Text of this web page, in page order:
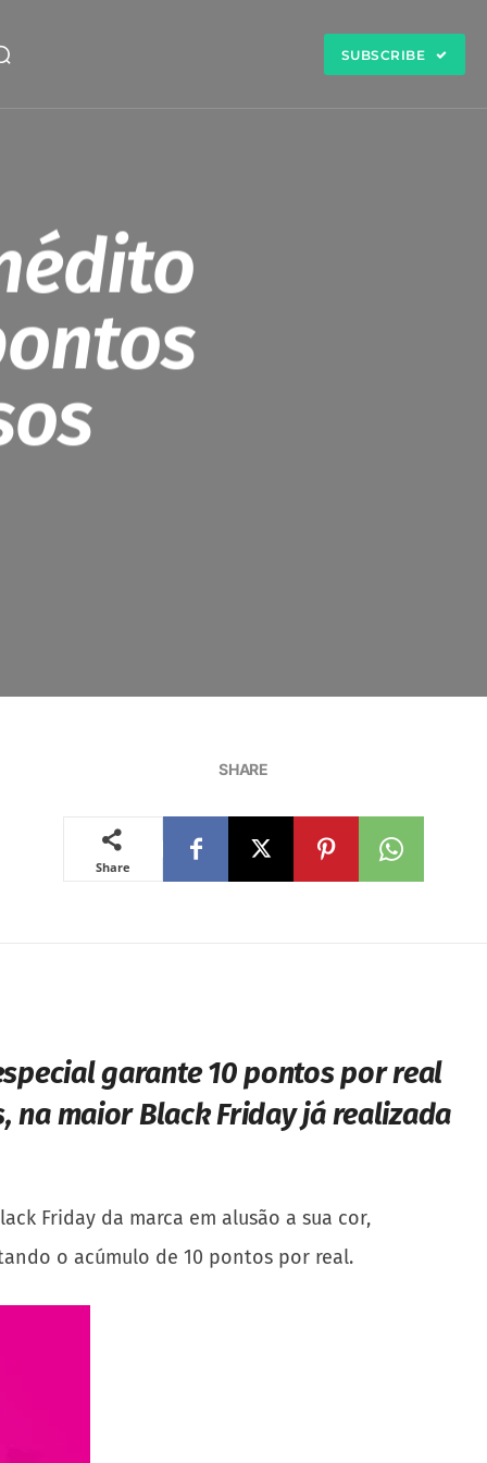
SUBSCRIBE
SHARE
Share
garante 10 pontos por real
na maior Black Friday já realizada
Friday da marca em alusão a sua cor,
o acúmulo de 10 pontos por real.